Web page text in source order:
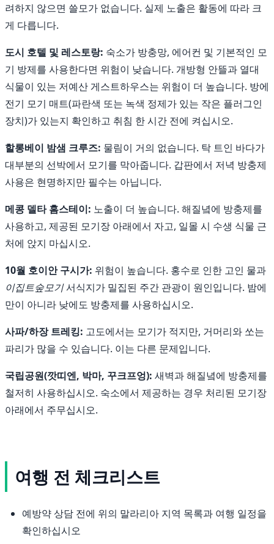
려하지 않으면 쓸모가 없습니다. 실제 노출은 활동에 따라 크
게 다릅니다.
도시 호텔 및 레스토랑: 숙소가 방충망, 에어컨 및 기본적인 모
기 방제를 사용한다면 위험이 낮습니다. 개방형 안뜰과 열대
식물이 있는 저예산 게스트하우스는 위험이 더 높습니다. 방에
전기 모기 매트(파란색 또는 녹색 정제가 있는 작은 플러그인
장치)가 있는지 확인하고 취침 한 시간 전에 켜십시오.
할롱베이 밤샘 크루즈: 물림이 거의 없습니다. 탁 트인 바다가
대부분의 선박에서 모기를 막아줍니다. 갑판에서 저녁 방충제
사용은 현명하지만 필수는 아닙니다.
메콩 델타 홈스테이: 노출이 더 높습니다. 해질녘에 방충제를
사용하고, 제공된 모기장 아래에서 자고, 일몰 시 수생 식물 근
처에 앉지 마십시오.
10월 호이안 구시가: 위험이 높습니다. 홍수로 인한 고인 물과
이집트숲모기서식지가 밀집된 주간 관광이 원인입니다. 밤에
만이 아니라 낮에도 방충제를 사용하십시오.
사파/하장 트레킹: 고도에서는 모기가 적지만, 거머리와 쏘는
파리가 많을 수 있습니다. 이는 다른 문제입니다.
국립공원(깟띠엔, 박마, 꾸크프엉): 새벽과 해질녘에 방충제를
철저히 사용하십시오. 숙소에서 제공하는 경우 처리된 모기장
아래에서 주무십시오.
여행 전 체크리스트
예방약 상담 전에 위의 말라리아 지역 목록과 여행 일정을
확인하십시오